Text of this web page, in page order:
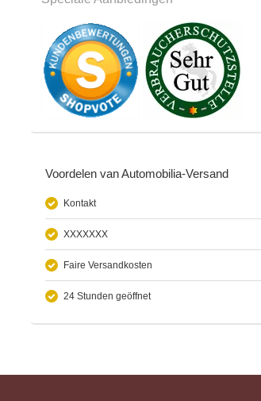
Voordelen van Automobilia-Versand
Kontakt
XXXXXXX
Faire Versandkosten
24 Stunden geöffnet